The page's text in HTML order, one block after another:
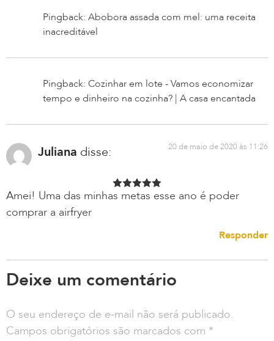
Pingback: Abobora assada com mel: uma receita
inacreditável
Pingback: Cozinhar em lote - Vamos economizar
tempo e dinheiro na cozinha? | A casa encantada
Juliana disse: 20 de maio de 2020 às 11:26
Amei! Uma das minhas metas esse ano é poder
comprar a airfryer
Responder
Deixe um comentário
O seu endereço de e-mail não será publicado.
Campos obrigatórios são marcados com *